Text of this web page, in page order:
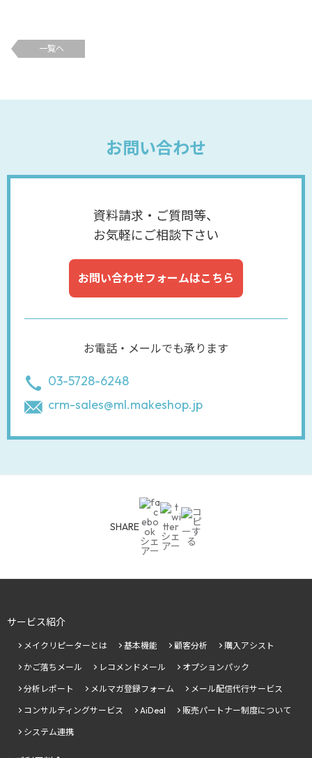
一覧へ
お問い合わせ
資料請求・ご質問等、
お気軽にご相談下さい
お問い合わせフォームはこちら
お電話・メールでも承ります
03-5728-6248
crm-sales@ml.makeshop.jp
SHARE
サービス紹介
メイクリピーターとは 基本機能 顧客分析 購入アシスト
かご落ちメール レコメンドメール オプションパック
分析レポート メルマガ登録フォーム メール配信代行サービス
コンサルティングサービス AiDeal 販売パートナー制度について
システム連携